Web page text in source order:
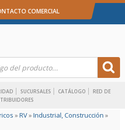
SUCURSALES CATÁLOGO
RED DE
COMERCIAL
»RV»Industrial, Construcción »